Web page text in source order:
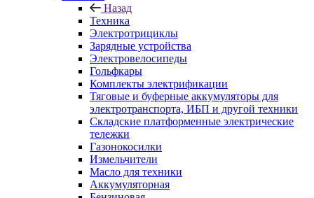
Назад
Техника
Электротрициклы
Зарядные устройства
Электровелосипеды
Гольфкары
Комплекты электрификации
Тяговые и буферные аккумуляторы для
электротранспорта, ИБП и другой техники
Складские платформенные электрические
тележки
Газонокосилки
Измельчители
Масло для техники
Аккумуляторная